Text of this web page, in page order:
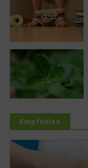
Empfohlen